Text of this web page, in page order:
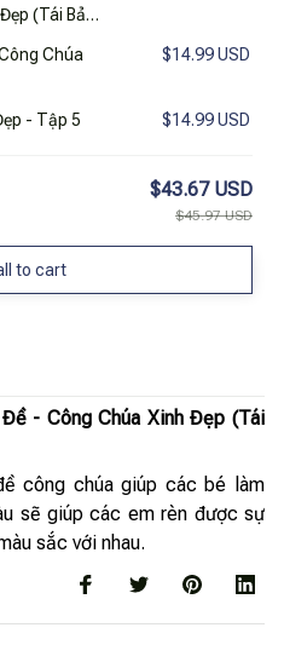
(Tái Bản
Chúa
$14.99 USD
- Tập 5 $14.99 USD
$43.67 USD
$45.97 USD
to cart
- Công Chúa Xinh Đẹp (Tái
công chúa giúp các bé làm
sẽ giúp các em rèn được sự
sắc với nhau.